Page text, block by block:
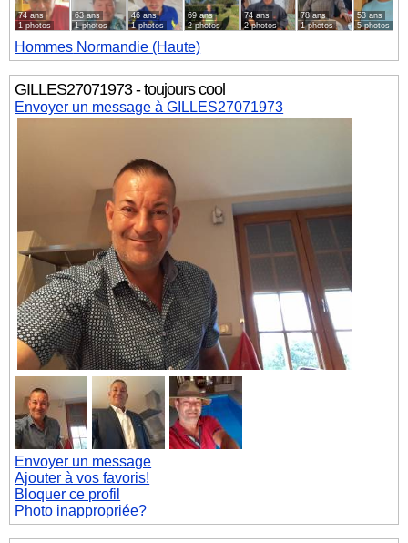
74 ans
1 photos
63 ans
1 photos
46 ans
1 photos
69 ans
2 photos
74 ans
2 photos
78 ans
1 photos
53 ans
5 photos
Hommes Normandie (Haute)
GILLES27071973 - toujours cool
Envoyer un message à GILLES27071973
Envoyer un message
Ajouter à vos favoris!
Bloquer ce profil
Photo inappropriée?